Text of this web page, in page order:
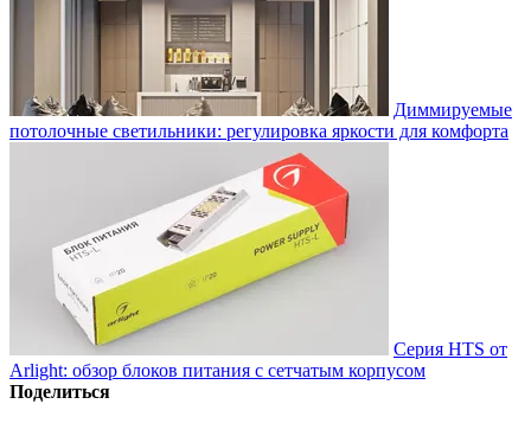
Диммируемые
потолочные светильники: регулировка яркости для комфорта
Серия HTS от
Arlight: обзор блоков питания с сетчатым корпусом
Поделиться